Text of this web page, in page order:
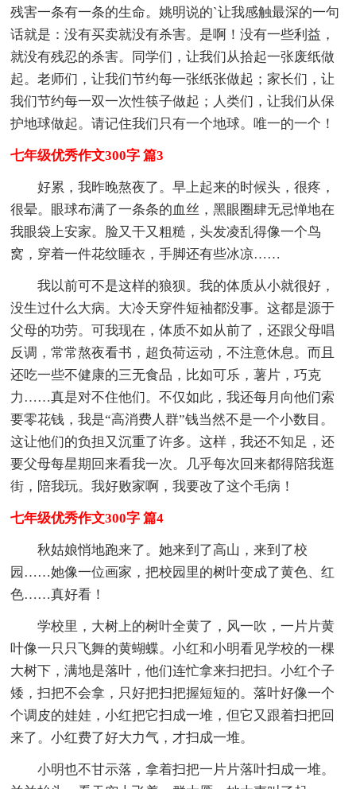
残害一条有一条的生命。姚明说的`让我感触最深的一句
话就是：没有买卖就没有杀害。是啊！没有一些利益，
就没有残忍的杀害。同学们，让我们从拾起一张废纸做
起。老师们，让我们节约每一张纸张做起；家长们，让
我们节约每一双一次性筷子做起；人类们，让我们从保
护地球做起。请记住我们只有一个地球。唯一的一个！
七年级优秀作文300字 篇3
好累，我昨晚熬夜了。早上起来的时候头，很疼，
很晕。眼球布满了一条条的血丝，黑眼圈肆无忌惮地在
我眼袋上安家。脸又干又粗糙，头发凌乱得像一个鸟
窝，穿着一件花纹睡衣，手脚还有些冰凉……
我以前可不是这样的狼狈。我的体质从小就很好，
没生过什么大病。大冷天穿件短袖都没事。这都是源于
父母的功劳。可我现在，体质不如从前了，还跟父母唱
反调，常常熬夜看书，超负荷运动，不注意休息。而且
还吃一些不健康的三无食品，比如可乐，薯片，巧克
力……真是对不住他们。不仅如此，我还每月向他们索
要零花钱，我是“高消费人群”钱当然不是一个小数目。
这让他们的负担又沉重了许多。这样，我还不知足，还
要父母每星期回来看我一次。几乎每次回来都得陪我逛
街，陪我玩。我好败家啊，我要改了这个毛病！
七年级优秀作文300字 篇4
秋姑娘悄地跑来了。她来到了高山，来到了校
园……她像一位画家，把校园里的树叶变成了黄色、红
色……真好看！
学校里，大树上的树叶全黄了，风一吹，一片片黄
叶像一只只飞舞的黄蝴蝶。小红和小明看见学校的一棵
大树下，满地是落叶，他们连忙拿来扫把扫。小红个子
矮，扫把不会拿，只好把扫把握短短的。落叶好像一个
个调皮的娃娃，小红把它扫成一堆，但它又跟着扫把回
来了。小红费了好大力气，才扫成一堆。
小明也不甘示落，拿着扫把一片片落叶扫成一堆。